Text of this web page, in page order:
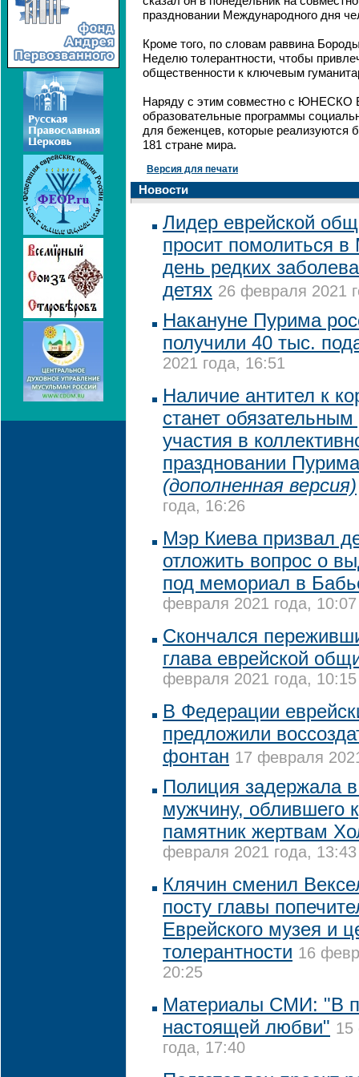
праздновании Международного дня
Кроме того, по словам раввина
Неделю толерантности, чтобы
общественности к ключевым
Наряду с этим совместно с ЮНЕСКО
образовательные программы
для беженцев, которые реализуются
181 стране мира.
Версия для печати
Новости
Лидер еврейской
просит помолиться
день редких
детях 26 февраля 2021
Накануне Пурима
получили 40 тыс.
2021 года, 16:51
Наличие антител к
станет
участия в
праздновании
(дополненная версия)
года, 16:26
Мэр Киева призвал
отложить вопрос о
под мемориал в
февраля 2021 года, 10:07
Скончался
глава еврейской
февраля 2021 года, 10:15
В Федерации
предложили
фонтан 17 февраля
Полиция задержала
мужчину, облившего
памятник жертвам
февраля 2021 года, 13:43
Клячин сменил
посту главы
Еврейского музея и
толерантности 16
20:25
Материалы СМИ: "В
настоящей любви" 15
года, 17:40